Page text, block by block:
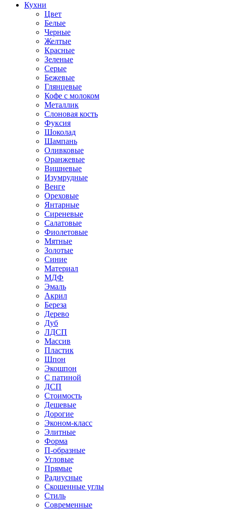
Кухни
Цвет
Белые
Черные
Желтые
Красные
Зеленые
Серые
Бежевые
Глянцевые
Кофе с молоком
Металлик
Слоновая кость
Фуксия
Шоколад
Шампань
Оливковые
Оранжевые
Вишневые
Изумрудные
Венге
Ореховые
Янтарные
Сиреневые
Салатовые
Фиолетовые
Мятные
Золотые
Синие
Материал
МДФ
Эмаль
Акрил
Береза
Дерево
Дуб
ЛДСП
Массив
Пластик
Шпон
Экошпон
С патиной
ДСП
Стоимость
Дешевые
Дорогие
Эконом-класс
Элитные
Форма
П-образные
Угловые
Прямые
Радиусные
Скошенные углы
Стиль
Современные